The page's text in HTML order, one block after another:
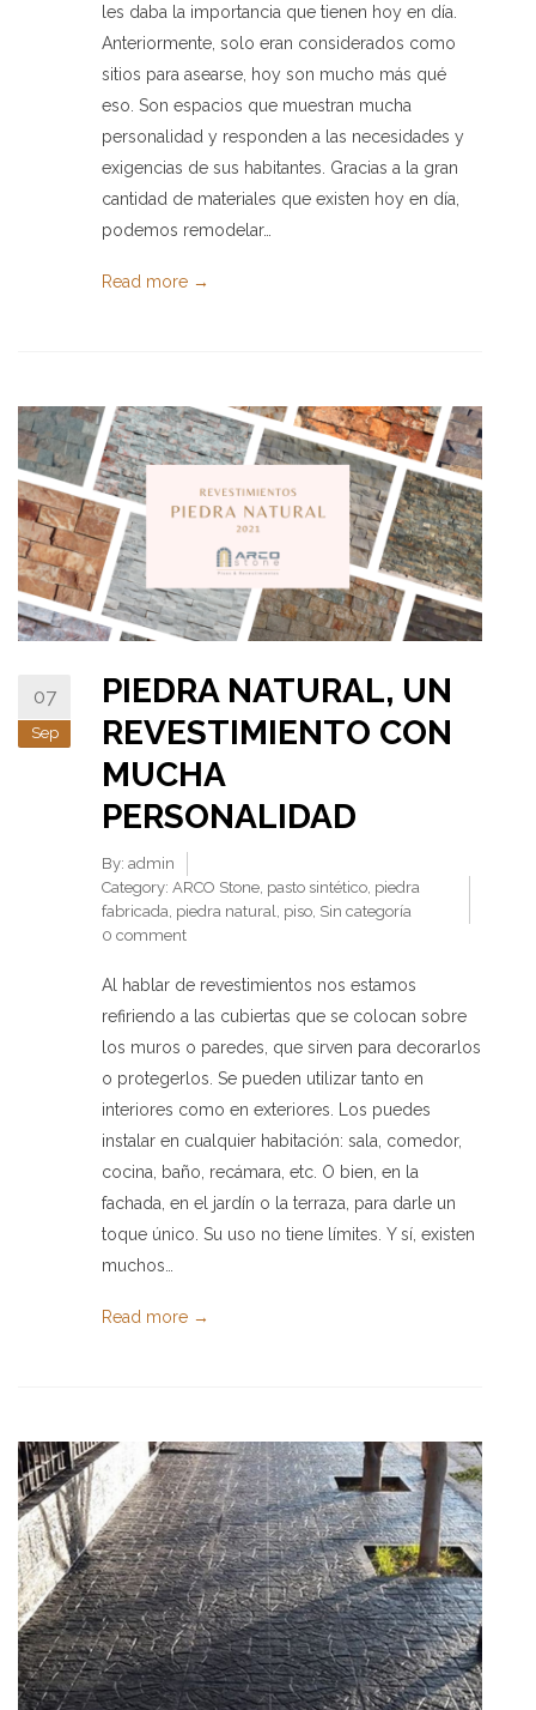
les daba la importancia que tienen hoy en día.
Anteriormente, solo eran considerados como
sitios para asearse, hoy son mucho más qué
eso. Son espacios que muestran mucha
personalidad y responden a las necesidades y
exigencias de sus habitantes. Gracias a la gran
cantidad de materiales que existen hoy en día,
podemos remodelar…
Read more →
07
Sep
PIEDRA NATURAL, UN
REVESTIMIENTO CON
MUCHA
PERSONALIDAD
By: admin
Category: ARCO Stone pasto sintético piedra
fabricada piedra natural piso Sin categoría
0 comment
Al hablar de revestimientos nos estamos
refiriendo a las cubiertas que se colocan sobre
los muros o paredes, que sirven para decorarlos
o protegerlos. Se pueden utilizar tanto en
interiores como en exteriores. Los puedes
instalar en cualquier habitación: sala, comedor,
cocina, baño, recámara, etc. O bien, en la
fachada, en el jardín o la terraza, para darle un
toque único. Su uso no tiene límites. Y sí, existen
muchos…
Read more →